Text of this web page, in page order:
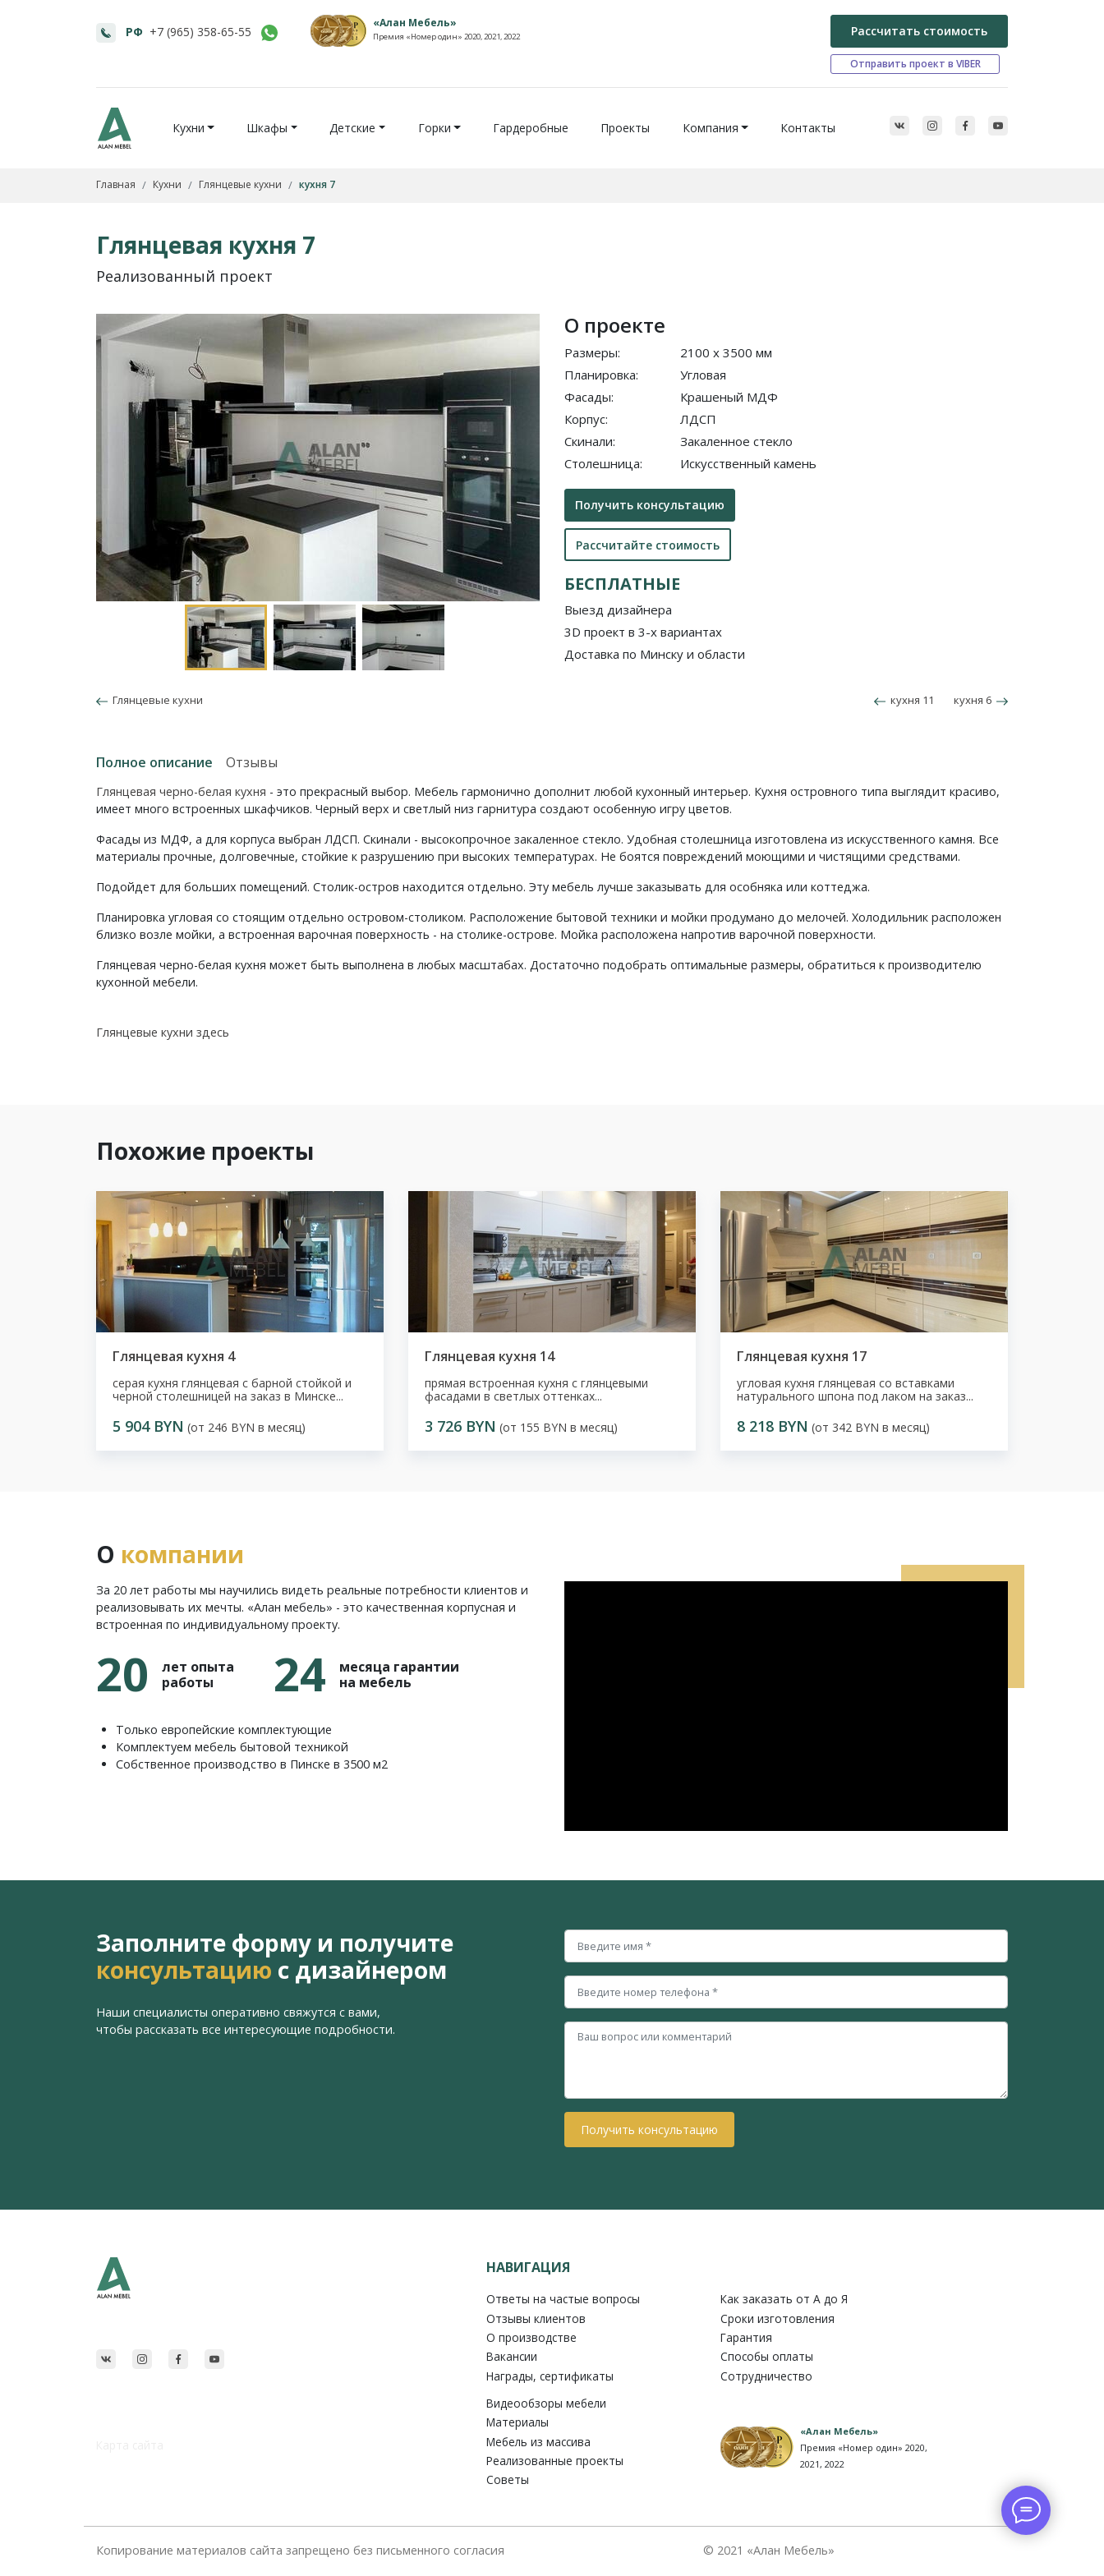
РФ +7 (965) 358-65-55
«Алан Мебель»
Премия «Номер один» 2020, 2021, 2022 Рассчитать стоимость
Отправить проект в VIBER
Кухни Шкафы Детские Горки Гардеробные Проекты Компания Контакты
Главная Кухни Глянцевые кухни кухня 7
Глянцевая кухня 7
Реализованный проект
О проекте
Размеры:
Планировка:
Фасады:
Корпус:
Скинали:
Столешница:
2100 x 3500 мм
Угловая
Крашеный МДФ
ЛДСП
Закаленное стекло
Искусственный камень
Получить консультацию
Рассчитайте стоимость
БЕСПЛАТНЫЕ
Выезд дизайнера
3D проект в 3-х вариантах
Доставка по Минску и области
Глянцевые кухни кухня 11 кухня 6
Полное описание Отзывы
Глянцевая черно-белая кухня - это прекрасный выбор. Мебель гармонично дополнит любой кухонный интерьер. Кухня островного типа выглядит красиво,
имеет много встроенных шкафчиков. Черный верх и светлый низ гарнитура создают особенную игру цветов.
Фасады из МДФ, а для корпуса выбран ЛДСП. Скинали - высокопрочное закаленное стекло. Удобная столешница изготовлена из искусственного камня. Все
материалы прочные, долговечные, стойкие к разрушению при высоких температурах. Не боятся повреждений моющими и чистящими средствами.
Подойдет для больших помещений. Столик-остров находится отдельно. Эту мебель лучше заказывать для особняка или коттеджа.
Планировка угловая со стоящим отдельно островом-столиком. Расположение бытовой техники и мойки продумано до мелочей. Холодильник расположен
близко возле мойки, а встроенная варочная поверхность - на столике-острове. Мойка расположена напротив варочной поверхности.
Глянцевая черно-белая кухня может быть выполнена в любых масштабах. Достаточно подобрать оптимальные размеры, обратиться к производителю
кухонной мебели.
Глянцевые кухни здесь
Похожие проекты
Глянцевая кухня 4
серая кухня глянцевая с барной стойкой и
черной столешницей на заказ в Минске...
5 904 BYN (от 246 BYN в месяц)
Глянцевая кухня 14
прямая встроенная кухня с глянцевыми
фасадами в светлых оттенках...
3 726 BYN (от 155 BYN в месяц)
Глянцевая кухня 17
угловая кухня глянцевая со вставками
натурального шпона под лаком на заказ...
8 218 BYN (от 342 BYN в месяц)
О компании
За 20 лет работы мы научились видеть реальные потребности клиентов и
реализовывать их мечты. «Алан мебель» - это качественная корпусная и
встроенная по индивидуальному проекту.
20
лет опыта
работы
24
месяца гарантии
на мебель
Только европейские комплектующие
Комплектуем мебель бытовой техникой
Собственное производство в Пинске в 3500 м2
Заполните форму и получите
консультацию с дизайнером
Наши специалисты оперативно свяжутся с вами,
чтобы рассказать все интересующие подробности.
Получить консультацию
НАВИГАЦИЯ
Ответы на частые вопросы
Отзывы клиентов
О производстве
Вакансии
Награды, сертификаты
Видеообзоры мебели
Материалы
Мебель из массива
Реализованные проекты
Советы
Как заказать от A до Я
Сроки изготовления
Гарантия
Способы оплаты
Сотрудничество
«Алан Мебель»
Премия «Номер один» 2020,
2021, 2022
Копирование материалов сайта запрещено без письменного согласия © 2021 «Алан Мебель»